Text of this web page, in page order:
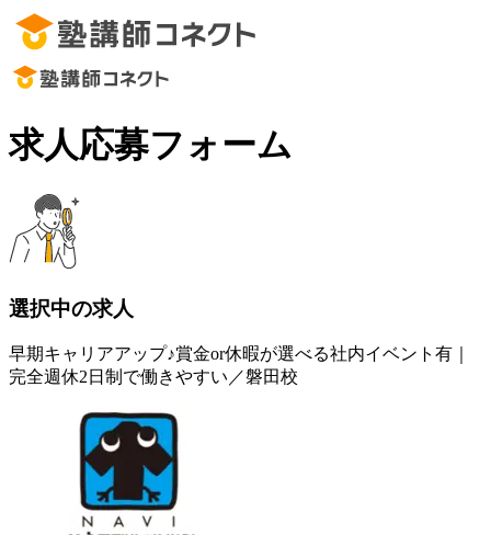
求人応募フォーム
選択中の求人
早期キャリアアップ♪賞金or休暇が選べる社内イベント有｜
完全週休2日制で働きやすい／磐田校